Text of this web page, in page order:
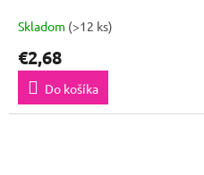
Skladom (>12 ks)
€2,68
Do košíka